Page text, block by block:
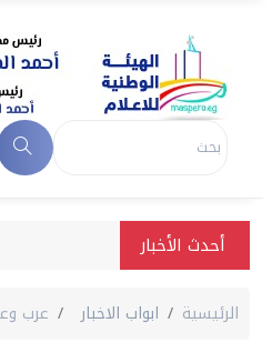
أحدث الأخبار
الرئيسية ابواب الاخبار عرب